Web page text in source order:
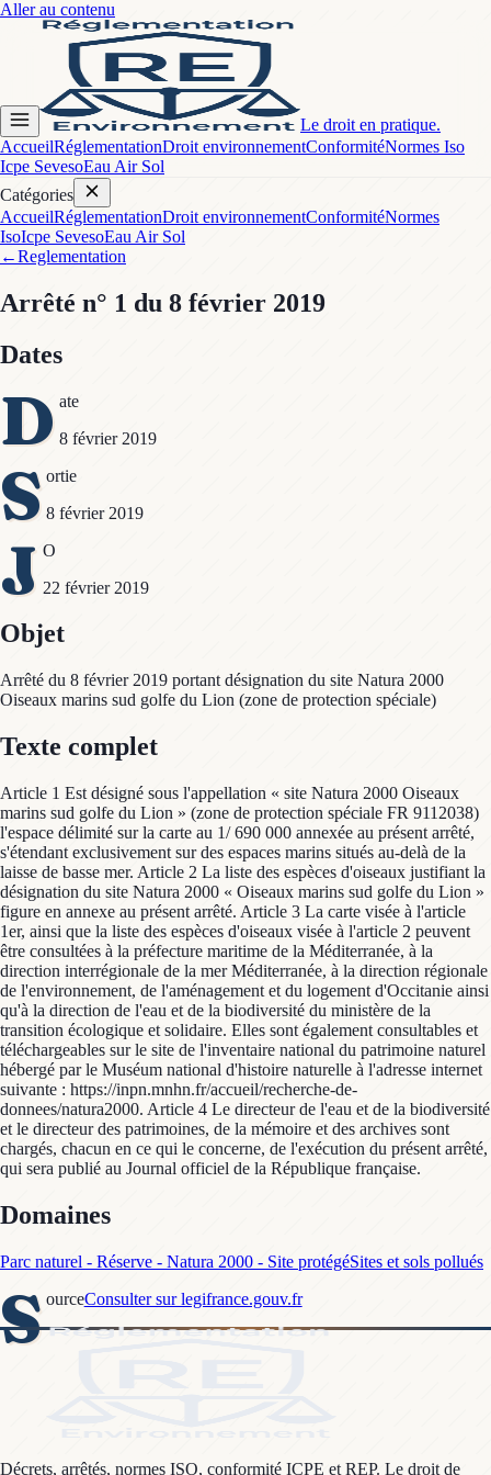
Aller au contenu
Le droit en pratique.
AccueilRéglementationDroit environnementConformitéNormes Iso
Icpe SevesoEau Air Sol
Catégories
AccueilRéglementationDroit environnementConformitéNormes
IsoIcpe SevesoEau Air Sol
←Reglementation
Arrêté n° 1 du 8 février 2019
Dates
D ate
8 février 2019
S ortie
8 février 2019
J O
22 février 2019
Objet
Arrêté du 8 février 2019 portant désignation du site Natura 2000
Oiseaux marins sud golfe du Lion (zone de protection spéciale)
Texte complet
Article 1 Est désigné sous l'appellation « site Natura 2000 Oiseaux
marins sud golfe du Lion » (zone de protection spéciale FR 9112038)
l'espace délimité sur la carte au 1/ 690 000 annexée au présent arrêté,
s'étendant exclusivement sur des espaces marins situés au-delà de la
laisse de basse mer. Article 2 La liste des espèces d'oiseaux justifiant la
désignation du site Natura 2000 « Oiseaux marins sud golfe du Lion »
figure en annexe au présent arrêté. Article 3 La carte visée à l'article
1er, ainsi que la liste des espèces d'oiseaux visée à l'article 2 peuvent
être consultées à la préfecture maritime de la Méditerranée, à la
direction interrégionale de la mer Méditerranée, à la direction régionale
de l'environnement, de l'aménagement et du logement d'Occitanie ainsi
qu'à la direction de l'eau et de la biodiversité du ministère de la
transition écologique et solidaire. Elles sont également consultables et
téléchargeables sur le site de l'inventaire national du patrimoine naturel
hébergé par le Muséum national d'histoire naturelle à l'adresse internet
suivante : https://inpn.mnhn.fr/accueil/recherche-de-
donnees/natura2000. Article 4 Le directeur de l'eau et de la biodiversité
et le directeur des patrimoines, de la mémoire et des archives sont
chargés, chacun en ce qui le concerne, de l'exécution du présent arrêté,
qui sera publié au Journal officiel de la République française.
Domaines
Parc naturel - Réserve - Natura 2000 - Site protégéSites et sols pollués
S ourceConsulter sur legifrance.gouv.fr
Décrets, arrêtés, normes ISO, conformité ICPE et REP. Le droit de